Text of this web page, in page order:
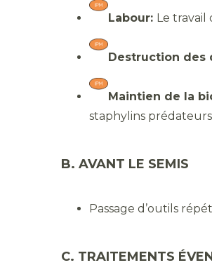
Labour: Le
Destruction des
Maintien de la
staphylins
B. AVANT LE SEMIS
Passage d’outils
C. TRAITEMENTS